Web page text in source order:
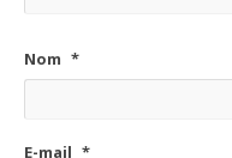
Nom *
E-mail *